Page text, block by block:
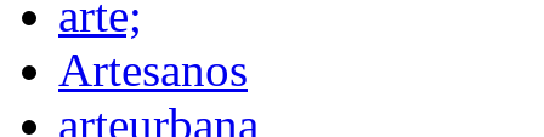
arte;
Artesanos
arteurbana